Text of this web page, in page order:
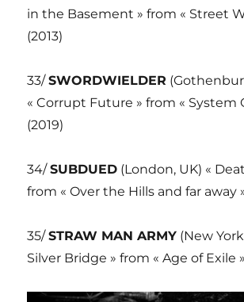
in the Basement » from « Street
(2013)
33/SWORDWIELDER
« Corrupt Future » from « System
(2019)
34/SUBDUED (London, UK) «
from « Over the Hills and far away
35/STRAW MAN ARMY (New
Silver Bridge » from « Age of Exile